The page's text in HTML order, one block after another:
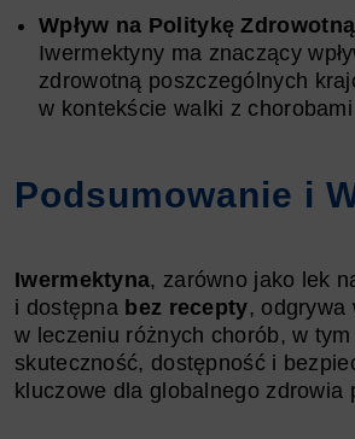
Wpływ na Politykę Zdrowotną
Iwermektyny ma znaczący
zdrowotną poszczególnych
w kontekście walki z
Podsumowanie i
Iwermektyna, zarówno jako lek
i dostępna bez recepty, odgrywa
w leczeniu różnych chorób, w
skuteczność, dostępność i
kluczowe dla globalnego zdrowia